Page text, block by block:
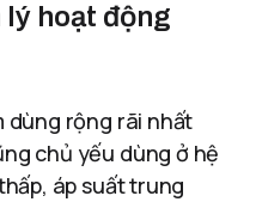
lý hoạt động
dùng rộng rãi nhất
chủ yếu dùng ở hệ
áp suất trung